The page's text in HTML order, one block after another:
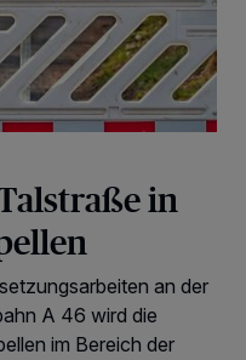
in
an der
A 46 wird die
im Bereich der